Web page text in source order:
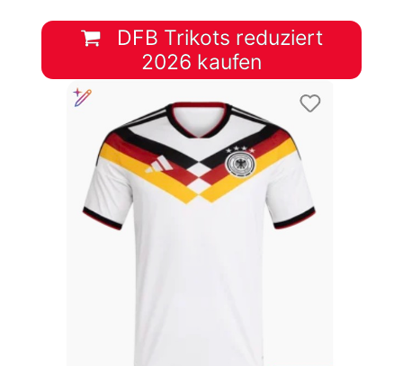
DFB Trikots reduziert
2026 kaufen